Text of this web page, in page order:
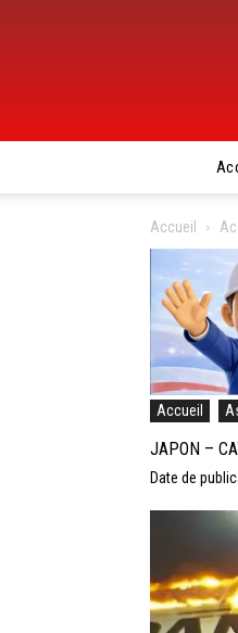
Accueil
Accueil
JAPON –
Date de